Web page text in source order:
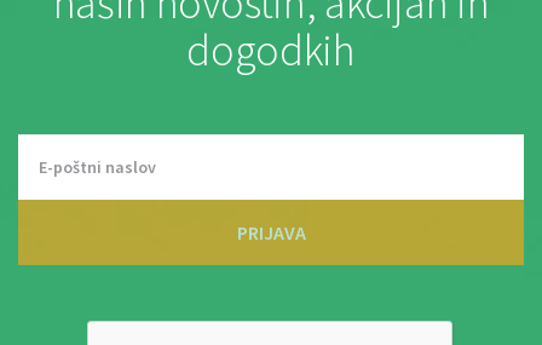
dogodkih
PRIJAVA